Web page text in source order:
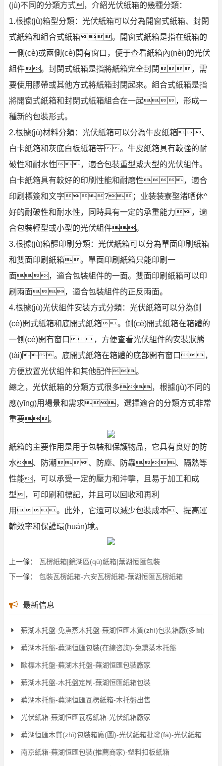
(jù)不同的分類方式，介紹光伏紙箱的幾種分類：
1.根據(jù)箱型分類：光伏紙箱可以分為開窗式紙箱、封閉
式紙箱和組合式紙箱。開窗式紙箱是指在紙箱的
一側(cè)或兩側(cè)開有窗口，便于查看紙箱內(nèi)的光伏
組件。封閉式紙箱是指將紙箱完全封閉，需
要使用膠帶或其他方式將紙箱封閉起來。組合式紙箱是指
將開窗式紙箱和封閉式紙箱組合在一起，形成一
種新的包裝形式。
2.根據(jù)材料分類：光伏紙箱可以分為牛皮紙箱、
白卡紙箱和灰底白板紙箱等。牛皮紙箱具有較強的耐
破性和耐水性，適合包裝重型或大型的光伏組件。
白卡紙箱具有較好的印刷性能和耐磨性，適合
印刷標簽和文字?；业装装寮埾渚哂休^
好的耐破性和耐水性，同時具有一定的承重能力，適
合包裝輕型或小型的光伏組件。
3.根據(jù)箱體印刷分類：光伏紙箱可以分為單面印刷紙箱
和雙面印刷紙箱。單面印刷紙箱只能印刷一
面，適合包裝組件的一面。雙面印刷紙箱可以印
刷兩面，適合包裝組件的正反兩面。
4.根據(jù)光伏組件安裝方式分類：光伏紙箱可以分為側
(cè)開式紙箱和底開式紙箱。側(cè)開式紙箱在箱體的
一側(cè)開有窗口，方便查看光伏組件的安裝狀態
(tài)。底開式紙箱在箱體的底部開有窗口，
方便放置光伏組件和其他配件。
總之，光伏紙箱的分類方式很多，根據(jù)不同的
應(yīng)用場景和需求，選擇適合的分類方式非常
重要。
紙箱的主要作用是用于包裝和保護物品，它具有良好的防
水、防潮、防塵、防蟲、隔熱等
性能，可以承受一定的壓力和沖擊，且易于加工和成
型，可印刷和標記，并且可以回收和再利
用。此外，它還可以減少包裝成本、提高運
輸效率和保護環(huán)境。
上一條：
瓦楞紙箱|鏡湖區(qū)紙箱|蕪湖恒匯包裝
下一條：
包裝瓦楞紙箱-六安瓦楞紙箱-蕪湖恒匯瓦楞紙箱
最新信息
蕪湖木托盤-免熏蒸木托盤-蕪湖恒匯木質(zhì)包裝箱廠(多圖)
蕪湖木托盤-蕪湖恒匯包裝(在線咨詢)-免熏蒸木托盤
歐標木托盤-蕪湖木托盤-蕪湖恒匯包裝廠家
蕪湖木托盤-木托盤定制-蕪湖恒匯紙箱包裝
蕪湖木托盤-蕪湖恒匯瓦楞紙箱-木托盤出售
光伏紙箱-蕪湖恒匯瓦楞紙箱-光伏紙箱廠家
蕪湖恒匯木質(zhì)包裝箱廠(圖)-光伏紙箱批發(fā)-光伏紙箱
南京紙箱-蕪湖恒匯包裝(推薦商家)-塑料扣板紙箱